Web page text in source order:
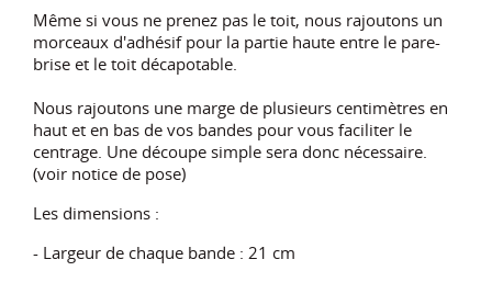
Même si vous ne prenez pas le toit, nous rajoutons un
morceaux d'adhésif pour la partie haute entre le pare-
brise et le toit décapotable.
Nous rajoutons une marge de plusieurs centimètres en
haut et en bas de vos bandes pour vous faciliter le
centrage. Une découpe simple sera donc nécessaire.
(voir notice de pose)
Les dimensions :
- Largeur de chaque bande : 21 cm